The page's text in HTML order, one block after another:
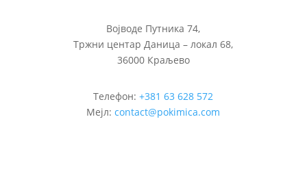
Војводе Путника 74,
Тржни центар Даница – локал 68,
36000 Краљево
Телефон:+381 63 628 572
Мејл:contact@pokimica.com